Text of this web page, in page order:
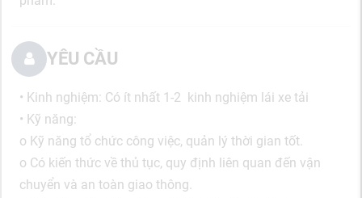
YÊU CẦU
• Kinh nghiệm: Có ít nhất 1-2 kinh nghiệm lái xe tải
• Kỹ năng:
o Kỹ năng tổ chức công việc, quản lý thời gian tốt.
o Có kiến thức về thủ tục, quy định liên quan đến vận
chuyển và an toàn giao thông.